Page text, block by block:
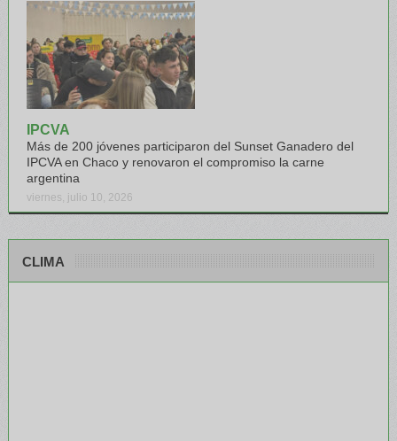
IPCVA
Más de 200 jóvenes participaron del Sunset Ganadero del
IPCVA en Chaco y renovaron el compromiso la carne
argentina
viernes, julio 10, 2026
CLIMA